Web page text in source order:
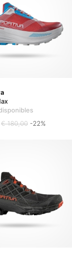
€ 180,00 -22%